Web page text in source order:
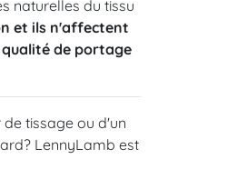
naturelles du tissu
et ils n'affectent
de portage
tissage ou d'un
LennyLamb est